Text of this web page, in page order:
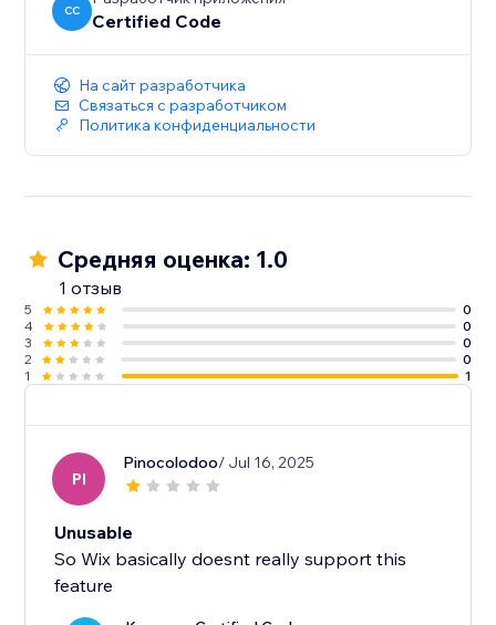
CC Certified Code
На сайт разработчика
Связаться с разработчиком
Политика конфиденциальности
Средняя оценка: 1.0
1 отзыв
5
0
4
0
3
0
2
0
1
1
PI
Pinocolodoo/ Jul 16, 2025
Unusable
So Wix basically doesnt really support this
feature